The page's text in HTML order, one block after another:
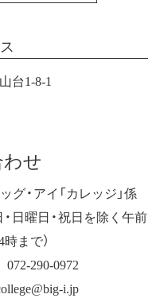
台1-8-1
せ
・アイ「カレッジ」係
日曜日・祝日を除く午前
まで）
290-0972
i.jp